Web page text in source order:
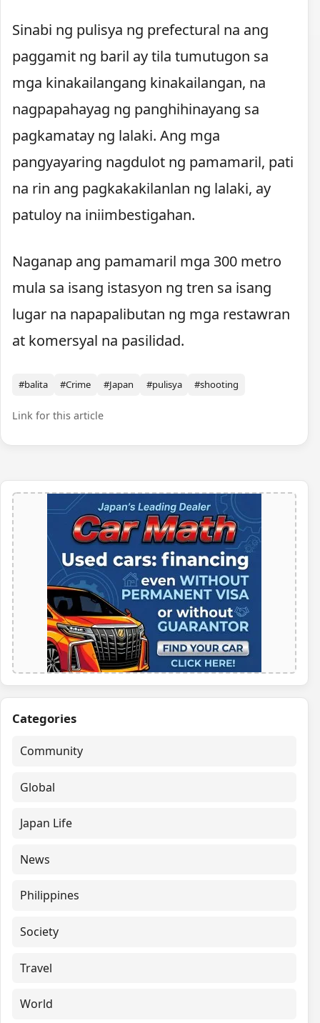
Sinabi ng pulisya ng prefectural na ang
paggamit ng baril ay tila tumutugon sa
mga kinakailangang kinakailangan, na
nagpapahayag ng panghihinayang sa
pagkamatay ng lalaki. Ang mga
pangyayaring nagdulot ng pamamaril, pati
na rin ang pagkakakilanlan ng lalaki, ay
patuloy na iniimbestigahan.
Naganap ang pamamaril mga 300 metro
mula sa isang istasyon ng tren sa isang
lugar na napapalibutan ng mga restawran
at komersyal na pasilidad.
#balita #Crime #Japan #pulisya #shooting
Link for this article
Categories
Community
Global
Japan Life
News
Philippines
Society
Travel
World